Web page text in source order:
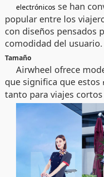
electrónicos se han
popular entre los
con diseños pensados
comodidad del usuario.
Tamaño
Airwheel ofrece
que significa que estos
tanto para viajes